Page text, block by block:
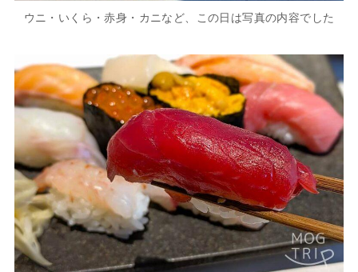
ウニ・いくら・赤身・カニなど、この日は写真の内容でした